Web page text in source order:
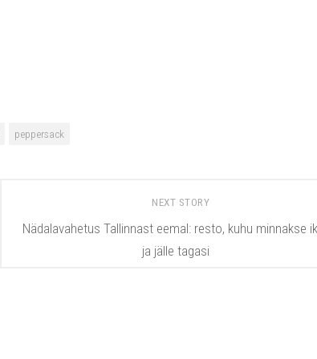
peppersack
NEXT STORY
Nädalavahetus Tallinnast eemal: resto, kuhu minnakse
ja jälle tagasi